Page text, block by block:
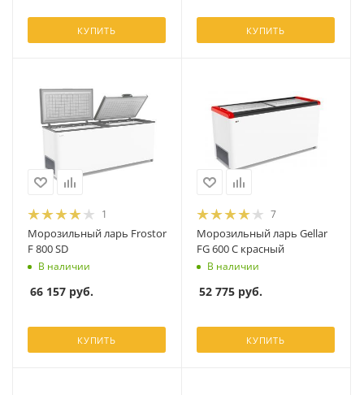
КУПИТЬ КУПИТЬ
1
Морозильный ларь Frostor
F 800 SD
В наличии
66 157 руб.
КУПИТЬ
7
Морозильный ларь Gellar
FG 600 C красный
В наличии
52 775 руб.
КУПИТЬ